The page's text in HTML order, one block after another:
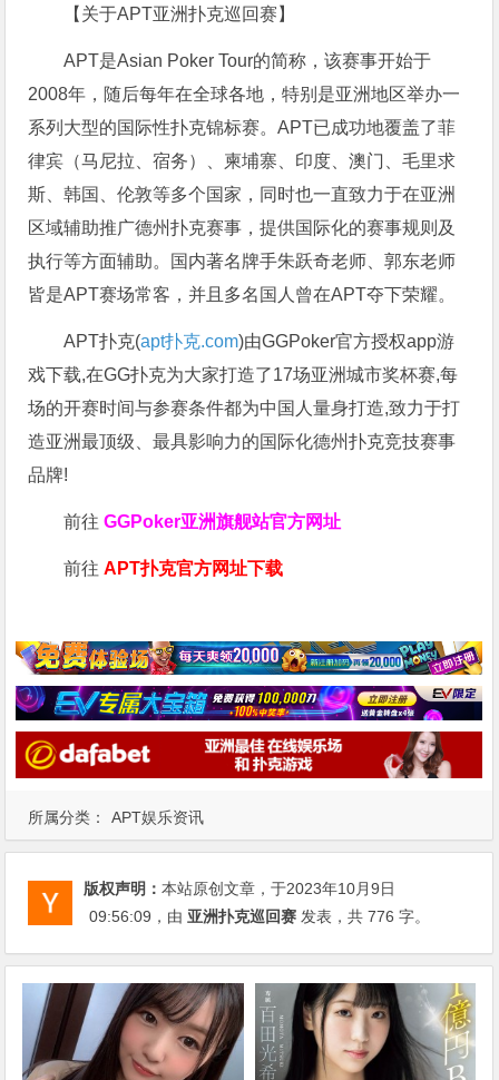
所属分类： APT娱乐资讯
【关于APT亚洲扑克巡回赛】
APT是Asian Poker Tour的简称，该赛事开始于
2008年，随后每年在全球各地，特别是亚洲地区举办一
系列大型的国际性扑克锦标赛。APT已成功地覆盖了菲
律宾（马尼拉、宿务）、柬埔寨、印度、澳门、毛里求
斯、韩国、伦敦等多个国家，同时也一直致力于在亚洲
区域辅助推广德州扑克赛事，提供国际化的赛事规则及
执行等方面辅助。国内著名牌手朱跃奇老师、郭东老师
皆是APT赛场常客，并且多名国人曾在APT夺下荣耀。
APT扑克(apt扑克.com)由GGPoker官方授权app游
戏下载,在GG扑克为大家打造了17场亚洲城市奖杯赛,每
场的开赛时间与参赛条件都为中国人量身打造,致力于打
造亚洲最顶级、最具影响力的国际化德州扑克竞技赛事
品牌!
前往GGPoker亚洲旗舰站官方网址
前往 APT扑克官方网址下载
版权声明：本站原创文章，于2023年10月9日
09:56:09 ，由 亚洲扑克巡回赛 发表，共 776 字。